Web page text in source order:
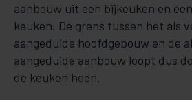
aanbouw uit een bijkeuken en
keuken. De grens tussen het als
aangeduide hoofdgebouw en de
aangeduide aanbouw loopt dus
de keuken heen.